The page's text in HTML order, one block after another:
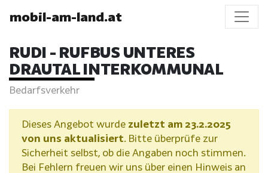
mobil-am-land.at
RUDI - RUFBUS UNTERES
DRAUTAL INTERKOMMUNAL
Bedarfsverkehr
Dieses Angebot wurde zuletzt am 23.2.2025
von uns aktualisiert. Bitte überprüfe zur
Sicherheit selbst, ob die Angaben noch stimmen.
Bei Fehlern freuen wir uns über einen Hinweis an